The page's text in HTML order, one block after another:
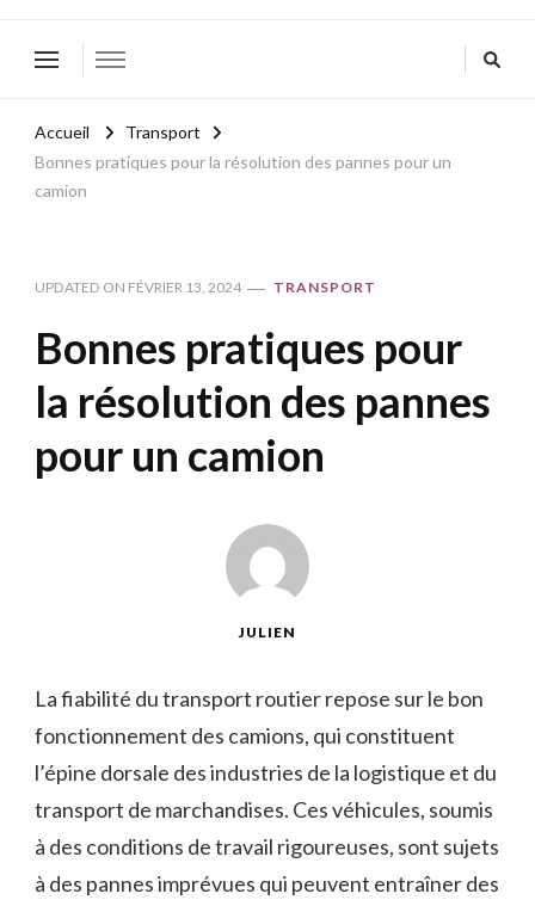
Accueil
Transport
Bonnes pratiques pour la résolution des pannes pour un
camion
UPDATED ON FÉVRIER 13, 2024 TRANSPORT
Bonnes pratiques pour
la résolution des pannes
pour un camion
JULIEN
La fiabilité du transport routier repose sur le bon
fonctionnement des camions, qui constituent
l’épine dorsale des industries de la logistique et du
transport de marchandises. Ces véhicules, soumis
à des conditions de travail rigoureuses, sont sujets
à des pannes imprévues qui peuvent entraîner des